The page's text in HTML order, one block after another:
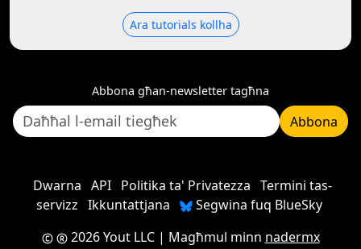
Ara tutorials kollha
Abbona għan-newsletter tagħna
Abbona
Dwarna API Politika ta' Privatezza Termini tas-
servizz Ikkuntattjana
Segwina fuq BlueSky
2026 Yout LLC| Magħmul minn nadermx